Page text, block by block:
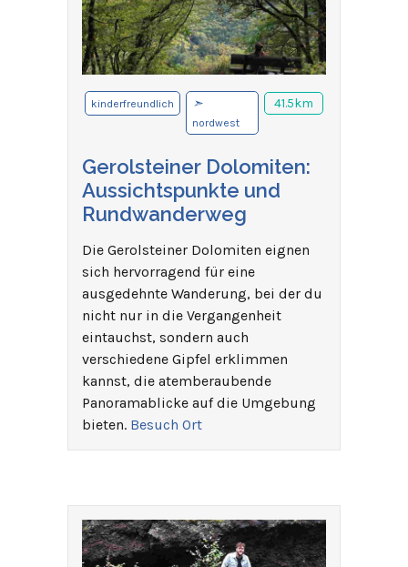
kinderfreundlich ➣
nordwest
41.5km
Gerolsteiner Dolomiten:
Aussichtspunkte und
Rundwanderweg
Die Gerolsteiner Dolomiten eignen
sich hervorragend für eine
ausgedehnte Wanderung, bei der du
nicht nur in die Vergangenheit
eintauchst, sondern auch
verschiedene Gipfel erklimmen
kannst, die atemberaubende
Panoramablicke auf die Umgebung
bieten. Besuch Ort